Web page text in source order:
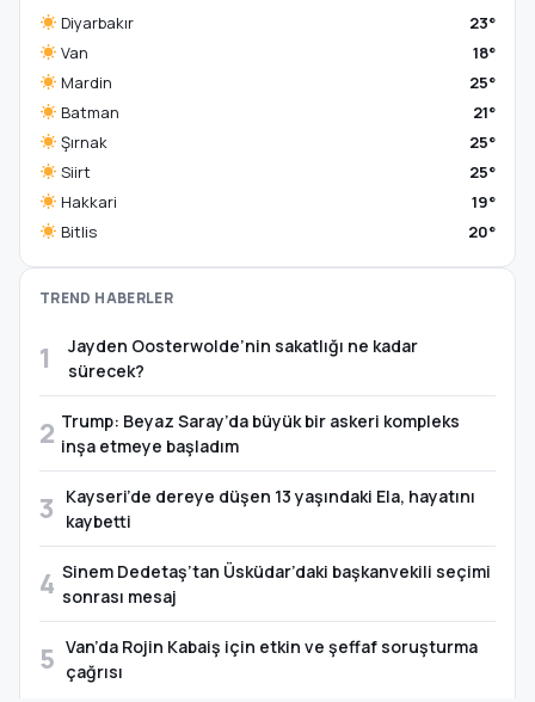
Diyarbakır
23°
Van
18°
Mardin
25°
Batman
21°
Şırnak
25°
Siirt
25°
Hakkari
19°
Bitlis
20°
TREND HABERLER
1
Jayden Oosterwolde’nin sakatlığı ne kadar
sürecek?
2 Trump: Beyaz Saray’da büyük bir askeri kompleks
inşa etmeye başladım
3
Kayseri’de dereye düşen 13 yaşındaki Ela, hayatını
kaybetti
4 Sinem Dedetaş’tan Üsküdar’daki başkanvekili seçimi
sonrası mesaj
5 Van’da Rojin Kabaiş için etkin ve şeffaf soruşturma
çağrısı